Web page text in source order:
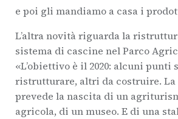
e poi gli mandiamo a casa i
L’altra novità riguarda la
sistema di cascine nel Parco
«L’obiettivo è il 2020: alcuni punti
ristrutturare, altri da costruire. La
prevede la nascita di un
agricola, di un museo. E di una